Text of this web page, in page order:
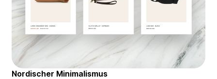
Nordischer Minimalismus